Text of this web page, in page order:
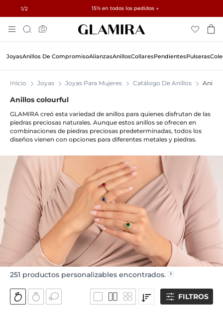
1/2 15% en todos los pedidos →
✓ Devoluciones en 60 días ✓ Redimensionamiento gratuito
To
Content
Búsqueda
JoyasAnillos De CompromisoAlianzasAnillosCollaresPendientesPulseras
Inicio Joyas Joyas Para Mujeres Catálogo De Anillos
Anillos colourful
GLAMIRA creó esta variedad de anillos para quienes disfrutan de las
piedras preciosas naturales. Aunque estos anillos se ofrecen en
combinaciones de piedras preciosas predeterminadas, todos los
diseños vienen con opciones para diferentes metales y piedras.
251 productos personalizables encontrados.
FILTROS